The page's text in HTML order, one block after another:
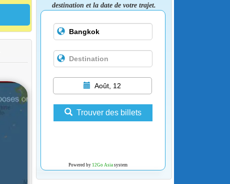
destination et la date de votre trajet.
Août, 12
Trouver des billets
Powered by 12Go Asiasystem